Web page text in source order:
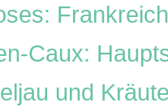
Caux:
und